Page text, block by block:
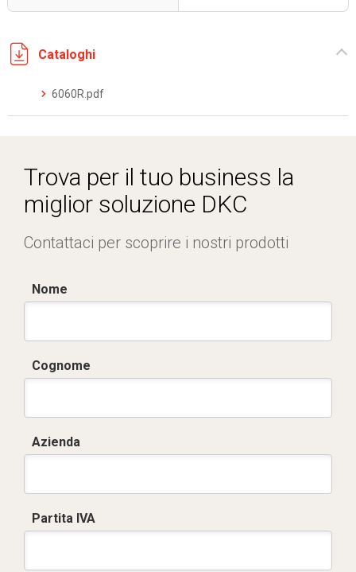
Cataloghi
6060R.pdf
Trova per il tuo business la
miglior soluzione DKC
Contattaci per scoprire i nostri prodotti
Nome
Cognome
Azienda
Partita IVA